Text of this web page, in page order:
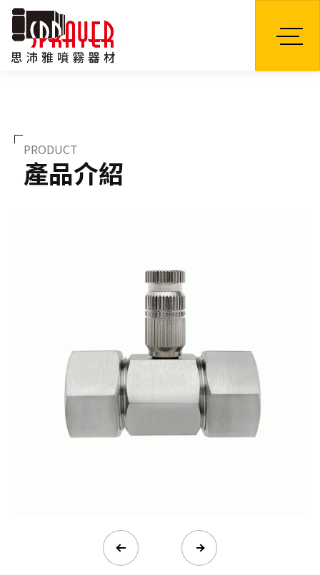
PRODUCT
產品介紹